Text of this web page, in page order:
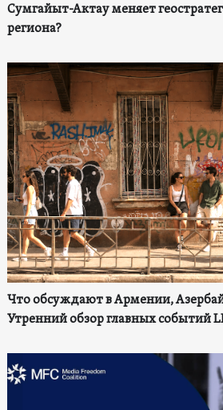
Сумгайыт-Актау меняет
региона?
Что обсуждают в Армении,
Утренний обзор главных событий